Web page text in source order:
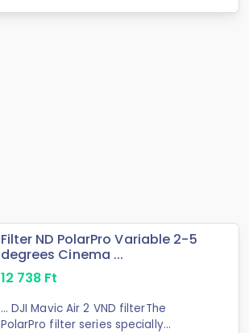
Filter ND PolarPro Variable 2-5
degrees Cinema ...
12 738 Ft
... DJI Mavic Air 2 VND filterThe
PolarPro filter series specially